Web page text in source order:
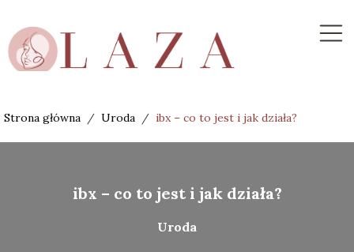
Strona główna / Uroda / ibx – co to jest i jak działa?
ibx – co to jest i jak działa?
Uroda